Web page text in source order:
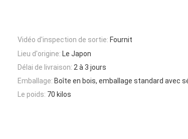
Vidéo d'inspection de sortie: Fournit
Lieu d'origine: Le Japon
Délai de livraison: 2 à 3 jours
Emballage: Boîte en bois, emballage standard avec
Le poids: 70 kilos